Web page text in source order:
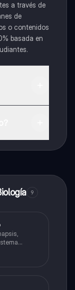
a través de
de
o contenidos
basada en
9